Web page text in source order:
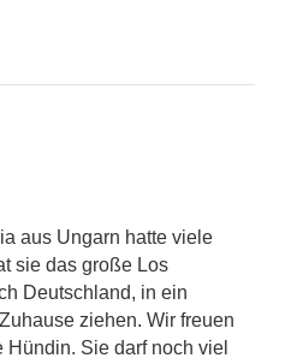
aus Ungarn hatte viele
sie das große Los
Deutschland, in ein
ziehen. Wir freuen
Sie darf noch viel